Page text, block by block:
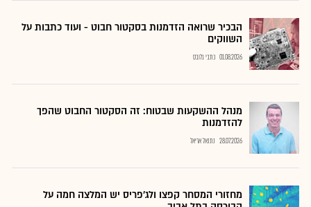
הבכיר שרואה הזדמנות בסקטור חבוט - ועוד כתבות על
השווקים
01.08.2026 כתבי גלובס
מנהל ההשקעות שבטוח: זה הסקטור החבוט שהפך
להזדמנות
28.07.2026 נתנאל אריאל
מחזורי המסחר קפצו ולג'פריס יש המלצה חמה על